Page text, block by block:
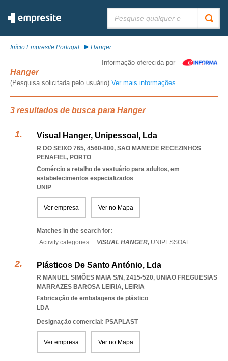
Início Empresite Portugal Hanger
Informação oferecida por
Hanger
(Pesquisa solicitada pelo usuário) Ver mais informações
3 resultados de busca para Hanger
Visual Hanger, Unipessoal, Lda
R DO SEIXO 765, 4560-800, SAO MAMEDE RECEZINHOS
PENAFIEL, PORTO
Comércio a retalho de vestuário para adultos, em
estabelecimentos especializados
UNIP
Ver empresa Ver no Mapa
Matches in the search for:
Activity categories: ...VISUAL HANGER, UNIPESSOAL...
Plásticos De Santo António, Lda
R MANUEL SIMÕES MAIA S/N, 2415-520, UNIAO FREGUESIAS
MARRAZES BAROSA LEIRIA, LEIRIA
Fabricação de embalagens de plástico
LDA
Designação comercial: PSAPLAST
Ver empresa Ver no Mapa